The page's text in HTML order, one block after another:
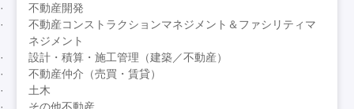
不動産開発
不動産コンストラクションマネジメント＆ファシリティマ
ネジメント
設計・積算・施工管理（建築／不動産）
不動産仲介（売買・賃貸）
土木